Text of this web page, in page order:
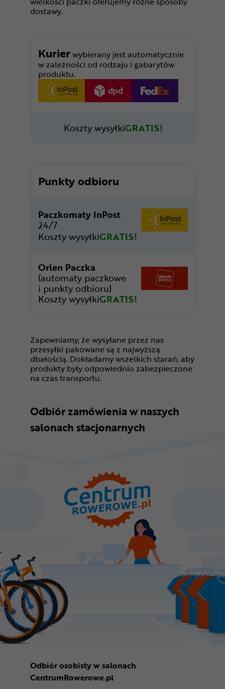
dostawy.
Kurierwybierany jest automatycznie
w zależności od rodzaju i gabarytów
produktu.
Koszty wysyłkiGRATIS!
Punkty odbioru
Paczkomaty InPost
24/7
Koszty wysyłkiGRATIS!
Orlen Paczka
(automaty paczkowe
i punkty odbioru)
Koszty wysyłkiGRATIS!
Zapewniamy, że wysyłane przez nas
przesyłki pakowane są z najwyższą
dbałością. Dokładamy wszelkich starań, aby
produkty były odpowiednio zabezpieczone
na czas transportu.
Odbiór zamówienia w naszych
salonach stacjonarnych
Odbiór osobisty w salonach
CentrumRowerowe.pl